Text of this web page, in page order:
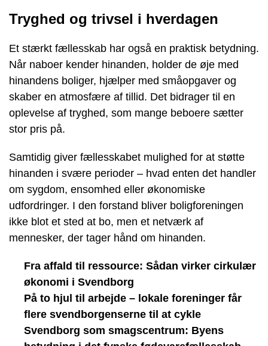
Tryghed og trivsel i hverdagen
Et stærkt fællesskab har også en praktisk betydning.
Når naboer kender hinanden, holder de øje med
hinandens boliger, hjælper med småopgaver og
skaber en atmosfære af tillid. Det bidrager til en
oplevelse af tryghed, som mange beboere sætter
stor pris på.
Samtidig giver fællesskabet mulighed for at støtte
hinanden i svære perioder – hvad enten det handler
om sygdom, ensomhed eller økonomiske
udfordringer. I den forstand bliver boligforeningen
ikke blot et sted at bo, men et netværk af
mennesker, der tager hånd om hinanden.
Fra affald til ressource: Sådan virker cirkulær
økonomi i Svendborg
På to hjul til arbejde – lokale foreninger får
flere svendborgenserne til at cykle
Svendborg som smagscentrum: Byens